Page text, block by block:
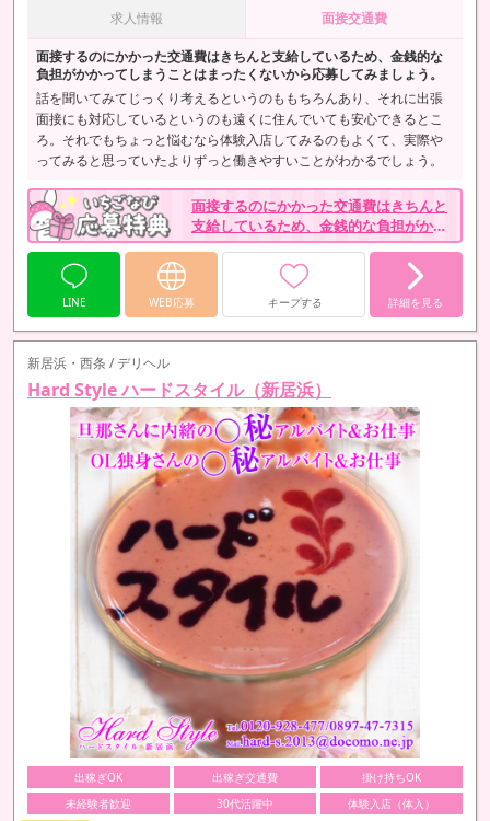
求人情報 面接交通費
面接するのにかかった交通費はきちんと支給しているため、金銭的な
負担がかかってしまうことはまったくないから応募してみましょう。
話を聞いてみてじっくり考えるというのももちろんあり、それに出張
面接にも対応しているというのも遠くに住んでいても安心できるとこ
ろ。それでもちょっと悩むなら体験入店してみるのもよくて、実際や
ってみると思っていたよりずっと働きやすいことがわかるでしょう。
面接するのにかかった交通費はきちんと
支給しているため、金銭的な負担がかか
ってしまうことはまったくないから応募
してみましょう。
LINE WEB応募 キープする 詳細を見る
新居浜・西条 / デリヘル
Hard Style ハードスタイル（新居浜）
出稼ぎOK 出稼ぎ交通費
掛け持ちOK
未経験者歓迎
30代活躍中 体験入店（体入）